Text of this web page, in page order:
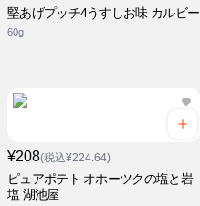
堅あげプッチ4うすしお味 カルビー
60g
¥208(税込¥224.64)
ピュアポテト オホーツクの塩と岩
塩 湖池屋